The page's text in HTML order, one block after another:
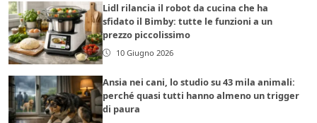
Lidl rilancia il robot da cucina che ha
sfidato il Bimby: tutte le funzioni a un
prezzo piccolissimo
10 Giugno 2026
Ansia nei cani, lo studio su 43 mila animali:
perché quasi tutti hanno almeno un trigger
di paura